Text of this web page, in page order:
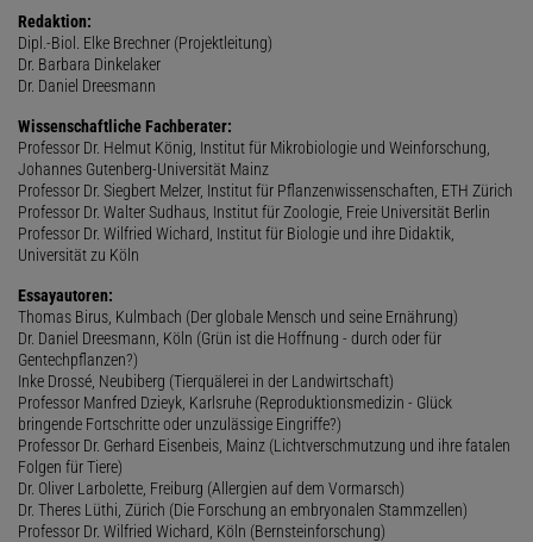
Redaktion:
Dipl.-Biol. Elke Brechner (Projektleitung)
Dr. Barbara Dinkelaker
Dr. Daniel Dreesmann
Wissenschaftliche Fachberater:
Professor Dr. Helmut König, Institut für Mikrobiologie und Weinforschung,
Johannes Gutenberg-Universität Mainz
Professor Dr. Siegbert Melzer, Institut für Pflanzenwissenschaften, ETH Zürich
Professor Dr. Walter Sudhaus, Institut für Zoologie, Freie Universität Berlin
Professor Dr. Wilfried Wichard, Institut für Biologie und ihre Didaktik,
Universität zu Köln
Essayautoren:
Thomas Birus, Kulmbach (Der globale Mensch und seine Ernährung)
Dr. Daniel Dreesmann, Köln (Grün ist die Hoffnung - durch oder für
Gentechpflanzen?)
Inke Drossé, Neubiberg (Tierquälerei in der Landwirtschaft)
Professor Manfred Dzieyk, Karlsruhe (Reproduktionsmedizin - Glück
bringende Fortschritte oder unzulässige Eingriffe?)
Professor Dr. Gerhard Eisenbeis, Mainz (Lichtverschmutzung und ihre fatalen
Folgen für Tiere)
Dr. Oliver Larbolette, Freiburg (Allergien auf dem Vormarsch)
Dr. Theres Lüthi, Zürich (Die Forschung an embryonalen Stammzellen)
Professor Dr. Wilfried Wichard, Köln (Bernsteinforschung)